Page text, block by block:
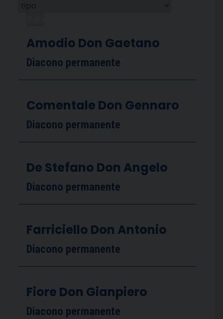
Amodio Don Gaetano
Diacono permanente
Comentale Don Gennaro
Diacono permanente
De Stefano Don Angelo
Diacono permanente
Farriciello Don Antonio
Diacono permanente
Fiore Don Gianpiero
Diacono permanente